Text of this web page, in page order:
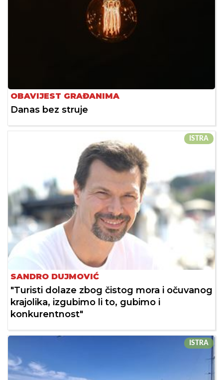
OBAVIJEST GRAĐANIMA
Danas bez struje
ISTRA
SANDRO DUJMOVIĆ
"Turisti dolaze zbog čistog mora i očuvanog
krajolika, izgubimo li to, gubimo i
konkurentnost"
ISTRA